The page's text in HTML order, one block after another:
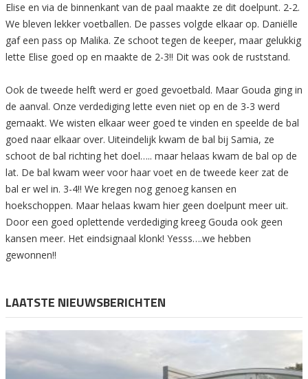
Elise en via de binnenkant van de paal maakte ze dit doelpunt. 2-2.
We bleven lekker voetballen. De passes volgde elkaar op. Daniëlle
gaf een pass op Malika. Ze schoot tegen de keeper, maar gelukkig
lette Elise goed op en maakte de 2-3!! Dit was ook de ruststand.
Ook de tweede helft werd er goed gevoetbald. Maar Gouda ging in
de aanval. Onze verdediging lette even niet op en de 3-3 werd
gemaakt. We wisten elkaar weer goed te vinden en speelde de bal
goed naar elkaar over. Uiteindelijk kwam de bal bij Samia, ze
schoot de bal richting het doel….. maar helaas kwam de bal op de
lat. De bal kwam weer voor haar voet en de tweede keer zat de
bal er wel in. 3-4!! We kregen nog genoeg kansen en
hoekschoppen. Maar helaas kwam hier geen doelpunt meer uit.
Door een goed oplettende verdediging kreeg Gouda ook geen
kansen meer. Het eindsignaal klonk! Yesss….we hebben
gewonnen!!
LAATSTE NIEUWSBERICHTEN